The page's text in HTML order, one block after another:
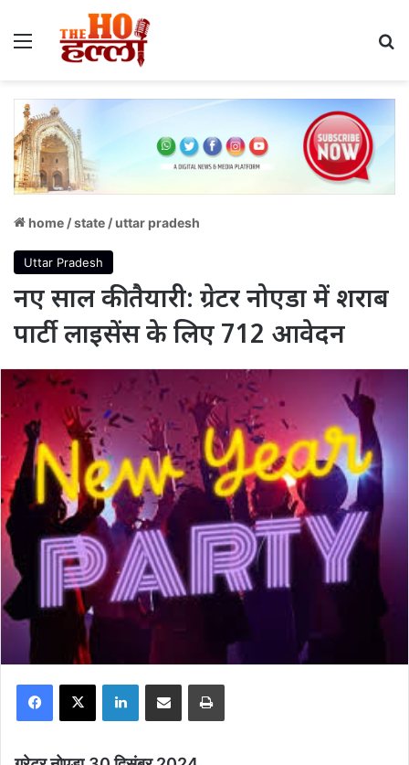
Menu
home /state /uttar pradesh
Uttar Pradesh
नए साल की तैयारी: ग्रेटर नोएडा में शराब
पार्टी लाइसेंस के लिए 712 आवेदन
Facebook
X LinkedInShare via Email Print